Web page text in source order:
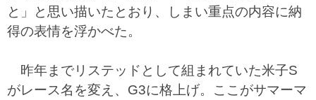
と」と思い描いたとおり、しまい重点の内容に納
得の表情を浮かべた。
昨年までリステッドとして組まれていた米子S
がレース名を変え、G3に格上げ。ここがサマーマ